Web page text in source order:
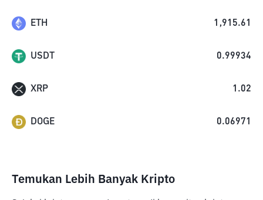
ETH 1,915.61
USDT 0.99934
XRP 1.02
DOGE 0.06971
Temukan Lebih Banyak Kripto